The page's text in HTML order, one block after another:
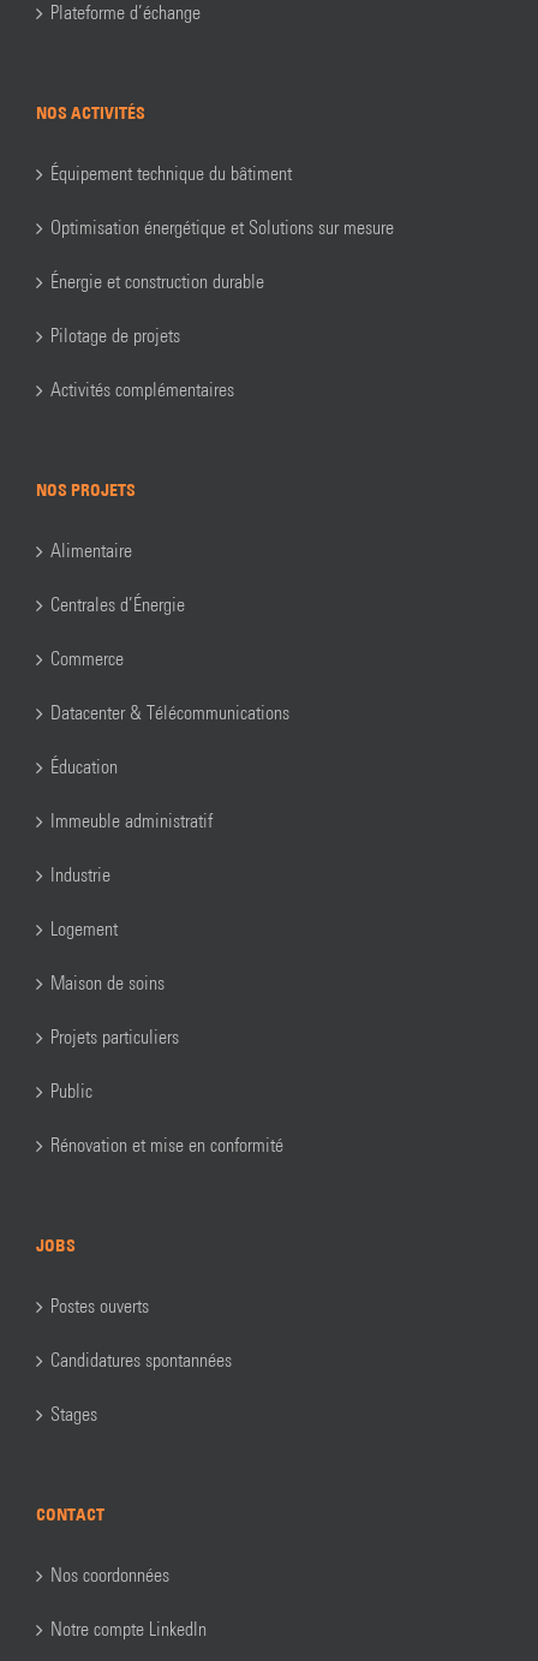
Plateforme d’échange
NOS ACTIVITÉS
Équipement technique du bâtiment
Optimisation énergétique et Solutions sur mesure
Énergie et construction durable
Pilotage de projets
Activités complémentaires
NOS PROJETS
Alimentaire
Centrales d’Énergie
Commerce
Datacenter & Télécommunications
Éducation
Immeuble administratif
Industrie
Logement
Maison de soins
Projets particuliers
Public
Rénovation et mise en conformité
JOBS
Postes ouverts
Candidatures spontannées
Stages
CONTACT
Nos coordonnées
Notre compte LinkedIn